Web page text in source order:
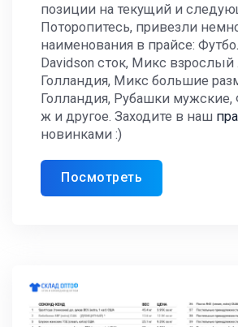
позиции на текущий и
Поторопитесь, привезли
наименования в прайсе:
Davidson сток, Микс взрослый
Голландия, Микс большие
Голландия, Рубашки
ж и другое. Заходите в наш
новинками :)
Посмотреть